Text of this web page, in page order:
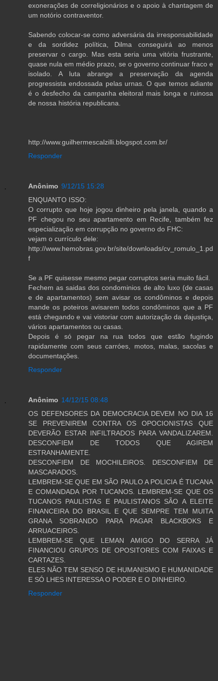
exonerações de correligionários e o apoio à chantagem de
um notório contraventor.
Sabendo colocar-se como adversária da irresponsabilidade
e da sordidez política, Dilma conseguirá ao menos
preservar o cargo. Mas esta seria uma vitória frustrante,
quase nula em médio prazo, se o governo continuar fraco e
isolado. A luta abrange a preservação da agenda
progressista endossada pelas urnas. O que temos adiante
é o desfecho da campanha eleitoral mais longa e ruinosa
de nossa história republicana.
http://www.guilhermescalzilli.blogspot.com.br/
Responder
Anônimo 9/12/15 15:28
ENQUANTO ISSO:
O corrupto que hoje jogou dinheiro pela janela, quando a
PF chegou no seu apartamento em Recife, também fez
especialização em corrupção no governo do FHC:
vejam o currículo dele:
http://www.hemobras.gov.br/site/downloads/cv_romulo_1.pd
f
Se a PF quisesse mesmo pegar corruptos seria muito fácil.
Fechem as saidas dos condominios de alto luxo (de casas
e de apartamentos) sem avisar os condôminos e depois
mande os poteiros avisarem todos condôminos que a PF
está chegando e vai vistoriar com autorização da dajustiça,
vários apartamentos ou casas.
Depois é só pegar na rua todos que estão fugindo
rapidamente com seus carróes, motos, malas, sacolas e
documentações.
Responder
Anônimo 14/12/15 08:48
OS DEFENSORES DA DEMOCRACIA DEVEM NO DIA 16
SE PREVENIREM CONTRA OS OPOCIONISTAS QUE
DEVERÃO ESTAR INFILTRADOS PARA VANDALIZAREM.
DESCONFIEM DE TODOS QUE AGIREM
ESTRANHAMENTE.
DESCONFIEM DE MOCHILEIROS. DESCONFIEM DE
MASCARADOS.
LEMBREM-SE QUE EM SÃO PAULO A POLICIA É TUCANA
E COMANDADA POR TUCANOS. LEMBREM-SE QUE OS
TUCANOS PAULISTAS E PAULISTANOS SÃO A ELEITE
FINANCEIRA DO BRASIL E QUE SEMPRE TEM MUITA
GRANA SOBRANDO PARA PAGAR BLACKBOKS E
ARRUACEIROS.
LEMBREM-SE QUE LEMAN AMIGO DO SERRA JÁ
FINANCIOU GRUPOS DE OPOSITORES COM FAIXAS E
CARTAZES.
ELES NÃO TEM SENSO DE HUMANISMO E HUMANIDADE
E SÓ LHES INTERESSA O PODER E O DINHEIRO.
Responder